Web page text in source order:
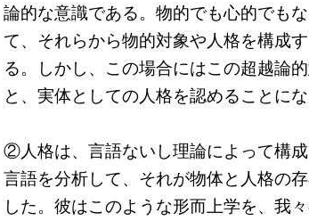
論的な意識である。物的でも心的でも
て、それらから物的対象や人格を構成
る。しかし、この場合にはこの超越論
と、実体としての人格を認めることに
②人格は、言語ないし理論によって構
言語を分析して、それが物体と人格の
した。彼はこのような形而上学を、我